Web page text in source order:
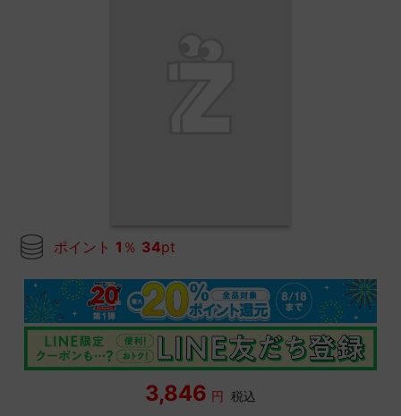
ポイント 1 ％ 34pt
3,846 円 税込